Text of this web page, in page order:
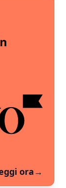
ora→